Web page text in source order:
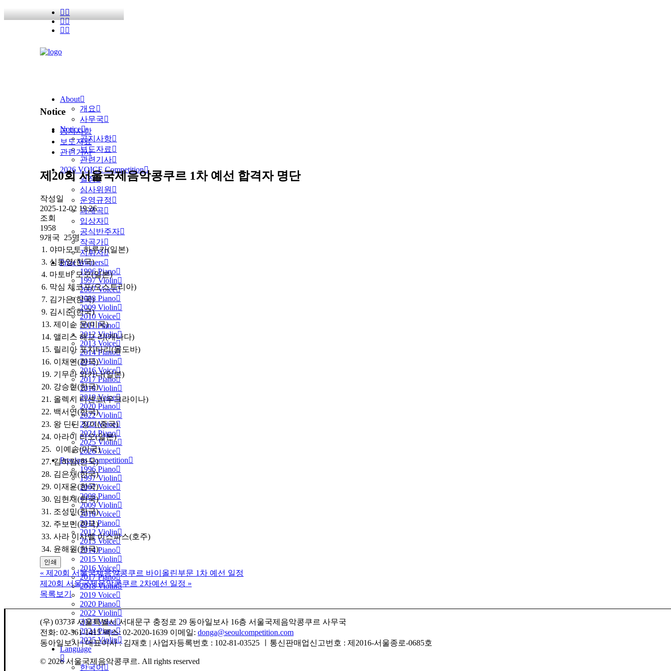
About
개요
사무국
Notice
공지사항
보도자료
관련기사
2026 VOICE Competition
일정
심사위원
운영규정
과제곡
입상자
공식반주자
작곡가
지휘자
Prize Winners
1996 Piano
1997 Violin
2007 Voice
2008 Piano
2009 Violin
2010 Voice
2011 Piano
2012 Violin
2013 Voice
2014 Piano
2015 Violin
2016 Voice
2017 Piano
2018 Violin
2019 Voice
2020 Piano
2022 Violin
2023 Voice
2024 Piano
2025 Violin
2026 Voice
Previous Competition
1996 Piano
1997 Violin
2007 Voice
2008 Piano
2009 Violin
2010 Voice
2011 Piano
2012 Violin
2013 Voice
2014 Piano
2015 Violin
2016 Voice
2017 Piano
2018 Violin
2019 Voice
2020 Piano
2022 Violin
2023 Voice
2024 Piano
2025 Violin
Language
한국어
Notice
공지사항
보도자료
관련기사
제20회 서울국제음악콩쿠르 1차 예선 합격자 명단
작성일
2025-12-02 19:26
조회
1958
9개국 25명
1. 야마모토 하루카(일본)
3. 심동영(한국)
4. 마토바 모모(일본)
6. 막심 체코프(오스트리아)
7. 김가은(한국)
9. 김시준(한국)
13. 제이슨 문(미국)
14. 앨리스 해교 리(캐나다)
15. 릴리아 포치타리(몰도바)
16. 이채연(한국)
19. 기무라 와카나(일본)
20. 강승현(한국)
21. 올렉시 티셴코(우크라이나)
22. 백서연(한국)
23. 왕 딘딘 징이(중국)
24. 아라이 리오(일본)
25. 이예송(미국)
27. 김하람(한국)
28. 김은채(한국)
29. 이재은(한국)
30. 임현재(한국)
31. 조성민(한국)
32. 주보민(한국)
33. 사라 이사벨 이스파스(호주)
34. 윤해원(한국)
인쇄
« 제20회 서울국제음악콩쿠르 바이올린부문 1차 예선 일정
제20회 서울국제음악콩쿠르 2차예선 일정 »
목록보기
(우) 03737 서울특별시 서대문구 충정로 29 동아일보사 16층 서울국제음악콩쿠르 사무국
전화: 02-361-1415 팩스: 02-2020-1639 이메일: donga@seoulcompetition.com
동아일보사 | 대표이사 : 김재호 | 사업자등록번호 : 102-81-03525 ㅣ통신판매업신고번호 : 제2016-서울종로-0685호
© 2026 서울국제음악콩쿠르. All rights reserved